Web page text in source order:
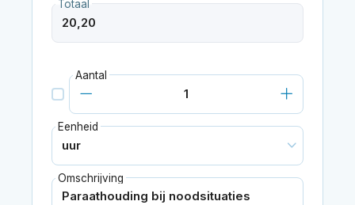
Totaal
Aantal
Eenheid
Omschrijving